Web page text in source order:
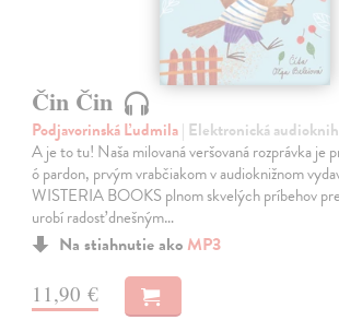
Čin Čin
Podjavorinská Ľudmila| Elektronická
A je to tu! Naša milovaná veršovaná rozprávka je
ó pardon, prvým vrabčiakom v audioknižnom
WISTERIA BOOKS plnom skvelých príbehov
urobí radosť dnešným…
Na stiahnutie ako MP3
11,90 €